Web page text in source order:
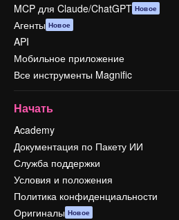
MCP для Claude/ChatGPT Новое
Агенты Новое
API
Мобильное приложение
Все инструменты Magnific
Начать
Academy
Документация по Пакету ИИ
Служба поддержки
Условия и положения
Политика конфиденциальности
Оригиналы Новое